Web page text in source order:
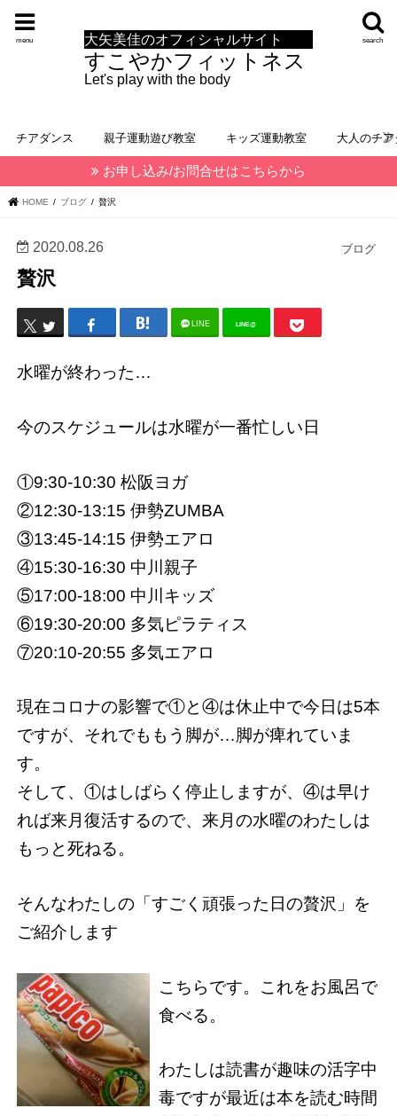
大矢美佳のオフィシャルサイト
すこやかフィットネス
Let's play with the body
search
menu
チアダンス 親子運動遊び教室 キッズ運動教室 大人のチ
お申し込み/お問合せはこちらから
HOME ブログ 贅沢
ブログ
2020.08.26
贅沢
LINE LINE@
水曜が終わった…
今のスケジュールは水曜が一番忙しい日
①9:30-10:30 松阪ヨガ
②12:30-13:15 伊勢ZUMBA
③13:45-14:15 伊勢エアロ
④15:30-16:30 中川親子
⑤17:00-18:00 中川キッズ
⑥19:30-20:00 多気ピラティス
⑦20:10-20:55 多気エアロ
現在コロナの影響で①と④は休止中で今日は5本
ですが、それでももう脚が…脚が痺れていま
す。
そして、①はしばらく停止しますが、④は早け
れば来月復活するので、来月の水曜のわたしは
もっと死ねる。
そんなわたしの「すごく頑張った日の贅沢」を
ご紹介します
こちらです。これをお風呂で
食べる。
わたしは読書が趣味の活字中
毒ですが最近は本を読む時間